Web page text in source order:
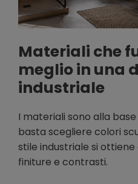
Materiali che
meglio in una
industriale
I materiali sono alla
basta scegliere colori
stile industriale si
finiture e contrasti.